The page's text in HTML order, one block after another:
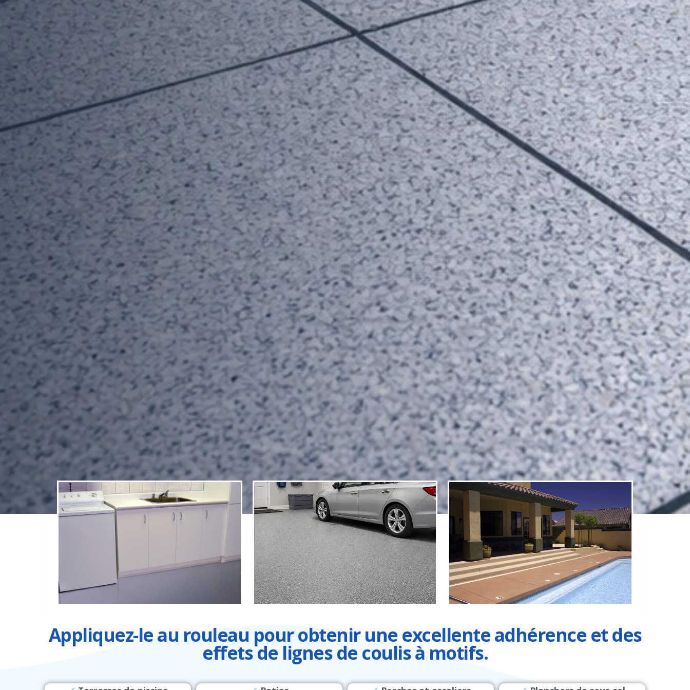
Appliquez-le au rouleau pour obtenir une excellente adhérence et des
effets de lignes de coulis à motifs.